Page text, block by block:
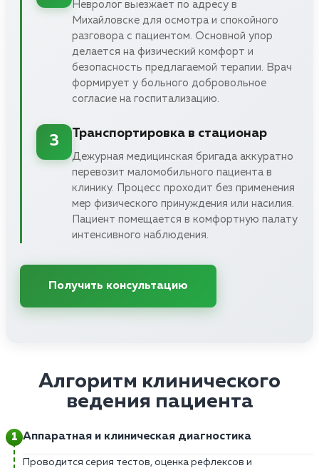
Невролог выезжает по адресу в
Михайловске для осмотра и спокойного
разговора с пациентом. Основной упор
делается на физический комфорт и
безопасность предлагаемой терапии. Врач
формирует у больного добровольное
согласие на госпитализацию.
3
Транспортировка в стационар
Дежурная медицинская бригада аккуратно
перевозит маломобильного пациента в
клинику. Процесс проходит без применения
мер физического принуждения или насилия.
Пациент помещается в комфортную палату
интенсивного наблюдения.
Получить консультацию
Алгоритм клинического
ведения пациента
Аппаратная и клиническая диагностика
Проводится серия тестов, оценка рефлексов и